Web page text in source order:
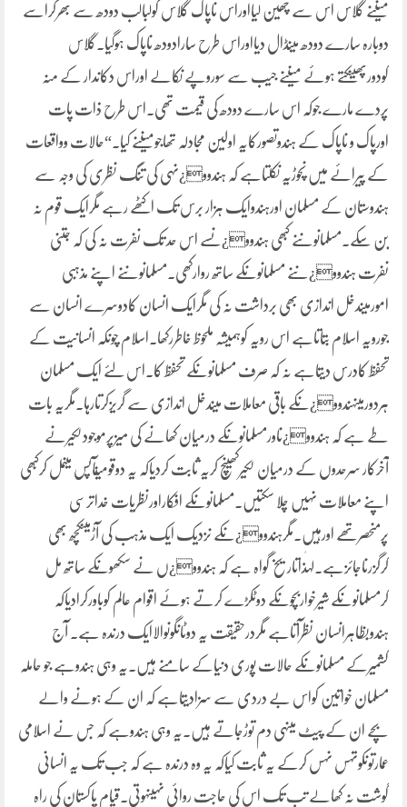
میںنے گلاس اس سے چھین لیااوراس ناپاک گلاس کولبالب دودھ سے بھرکراسے
دوبارہ سارے دودھ میںڈال دیااوراس طرح سارادودھ ناپاک ہوگیا۔گلاس
کودورپھینکتے ہوئے میںنے جیب سے سوروپے نکالے اوراس دکاندار کے منہ
پردے مارے جوکہ اس سارے دودھ کی قیمت تھی۔اس طرح ذات پات
اورپاک و ناپاک کے ہندوتصورکایہ اولین مجادلہ تھاجومیںنے کیا۔“حالات وواقعات
کے پیرائے میں نچوڑیہ نکلتاہے کہ ہندوو¿ںہی کی تنگ نظری کی وجہ سے
ہندوستان کے مسلمان اورہندوایک ہزار برس تک اکٹھے رہے مگرایک قوم نہ
بن سکے۔مسلمانوںنے کبھی ہندوو¿ںسے اس حد تک نفرت نہ کی کہ جتنی
نفرت ہندوو¿ںنے مسلمانوںکے ساتھ روارکھی۔مسلمانوںنے اپنے مذہبی
امورمیںدخل اندازی بھی برداشت نہ کی مگرایک انسان کادوسرے انسان سے
جورویہ اسلام بتاتاہے اس رویہ کوہمیشہ ملحوظ خاطررکھا۔اسلام چونکہ انسانیت کے
تحفظ کادرس دیتاہے نہ کہ صرف مسلمانوںکے تحفظ کا۔اس لئے ایک مسلمان
ہردورمیںہندوو¿ںکے باقی معاملات میںدخل اندازی سے گریزکرتارہا۔مگریہ بات
طے ہے کہ ہندوو¿ںاورمسلمانوںکے درمیان کھانے کی میزپرموجودلکیرنے
آخرکار سرحدوں کے درمیان لکیرکھینچ کریہ ثابت کردیاکہ یہ دوقومیںآپس میںمل کرکبھی
اپنے معاملات نہیں چلا سکتیں۔مسلمانوںکے افکاراورنظریات خداترسی
پرمنحصرتھے اورہیں۔مگرہندوو¿ںکے نزدیک ایک مذہب کی آڑمیںکچھ بھی
کرگزرناجائزہے۔لہٰذاتاریخ گواہ ہے کہ ہندوو¿ں نے سکھوںکے ساتھ مل
کرمسلمانوںکے شیرخواربچوںکے دوٹکڑے کرتے ہوئے اقوام عالم کوباورکرادیاکہ
ہندوبظاہرانسان نظرآتاہے مگردرحقیقت یہ دوٹانگوںوالاایک درندہ ہے۔ آج
کشمیرکے مسلمانوںکے حالات پوری دنیاکے سامنے ہیں۔یہ وہی ہندوہے جو حاملہ
مسلمان خواتین کواس بے دردی سے سزادیتاہے کہ ان کے ہونے والے
بچے ان کے پیٹ میںہی دم توڑجاتے ہیں۔یہ وہی ہندوہے کہ جس نے اسلامی
عمارتوںکوتہس نہس کرکے یہ ثابت کیاکہ یہ وہ درندہ ہے کہ جب تک یہ انسانی
گوشت نہ کھالے تب تک اس کی حاجت روائی نہیںہوتی۔قیام پاکستان کی راہ